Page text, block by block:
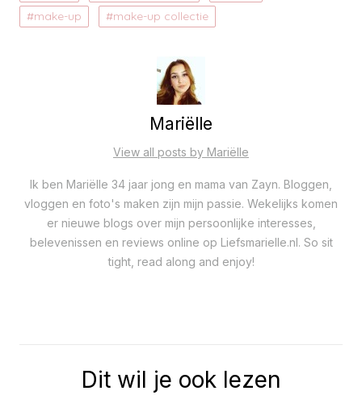
make-up
make-up collectie
Mariëlle
View all posts by Mariëlle
Ik ben Mariëlle 34 jaar jong en mama van Zayn. Bloggen,
vloggen en foto's maken zijn mijn passie. Wekelijks komen
er nieuwe blogs over mijn persoonlijke interesses,
belevenissen en reviews online op Liefsmarielle.nl. So sit
tight, read along and enjoy!
Dit wil je ook lezen